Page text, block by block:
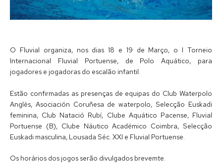
O Fluvial organiza, nos dias 18 e 19 de Março, o I Torneio
Internacional Fluvial Portuense, de Polo Aquático, para
jogadores e jogadoras do escalão infantil.
Estão confirmadas as presenças de equipas do Club Waterpolo
Anglès, Asociación Coruñesa de waterpolo, Selecção Euskadi
feminina, Club Natació Rubí, Clube Aquático Pacense, Fluvial
Portuense (B), Clube Náutico Académico Coimbra, Selecção
Euskadi masculina, Lousada Séc. XXI e Fluvial Portuense.
Os horários dos jogos serão divulgados brevemte.